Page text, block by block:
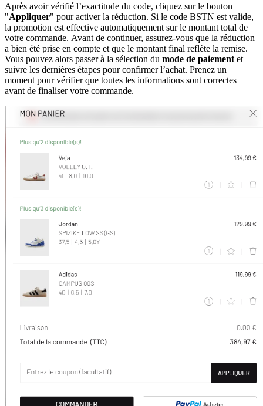
Après avoir vérifié l’exactitude du code, cliquez sur le bouton
"Appliquer" pour activer la réduction. Si le code BSTN est valide,
la promotion est effective automatiquement sur le montant total de
votre commande. Avant de continuer, assurez-vous que la réduction
a bien été prise en compte et que le montant final reflète la remise.
Vous pouvez alors passer à la sélection du mode de paiement et
suivre les dernières étapes pour confirmer l’achat. Prenez un
moment pour vérifier que toutes les informations sont correctes
avant de finaliser votre commande.